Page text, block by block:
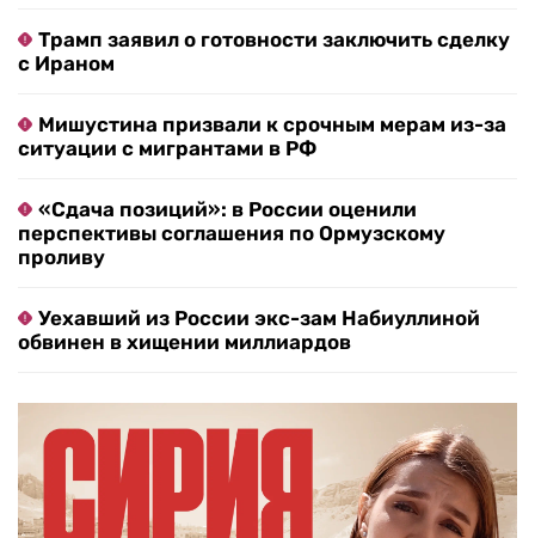
Трамп заявил о готовности заключить сделку
с Ираном
Мишустина призвали к срочным мерам из-за
ситуации с мигрантами в РФ
«Сдача позиций»: в России оценили
перспективы соглашения по Ормузскому
проливу
Уехавший из России экс-зам Набиуллиной
обвинен в хищении миллиардов